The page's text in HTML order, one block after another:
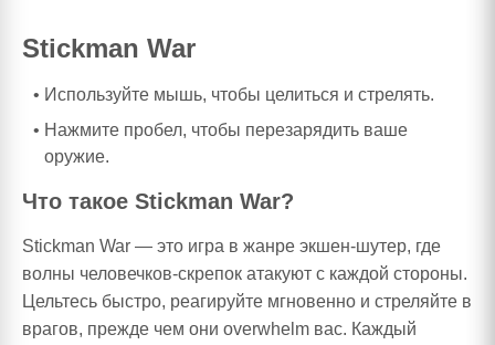
Stickman War
Используйте мышь, чтобы целиться и стрелять.
Нажмите пробел, чтобы перезарядить ваше
оружие.
Что такое Stickman War?
Stickman War — это игра в жанре экшен-шутер, где
волны человечков-скрепок атакуют с каждой стороны.
Цельтесь быстро, реагируйте мгновенно и стреляйте в
врагов, прежде чем они overwhelm вас. Каждый